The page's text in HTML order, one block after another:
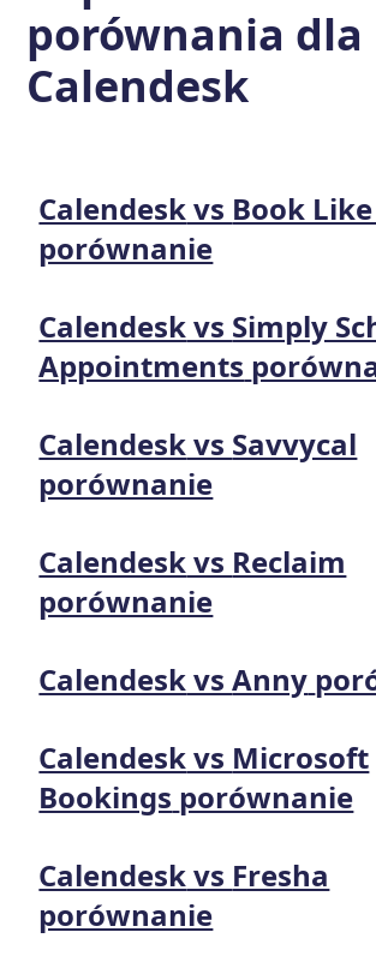
porównania dla
Calendesk
Calendeskvs Book
porównanie
Calendeskvs Simply
Appointments
Calendeskvs Savvycal
porównanie
Calendeskvs Reclaim
porównanie
CalendeskvsAnny
Calendeskvs Microsoft
Bookings porównanie
Calendeskvs Fresha
porównanie